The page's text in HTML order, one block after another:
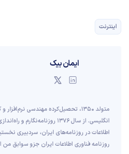
اینترنت
ایمان بیک
متولد ۱۳۵۰، تحصیل‌کرده مهندسی
انگلیسی. از سال ۱۳۷۶
اطلاعات در روزنامه‌های ایران، سردبیری
روزنامه فناوری اطلاعات ایران جزو سوابق